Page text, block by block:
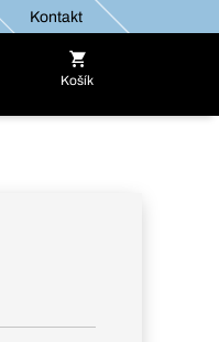
Kontakt
Košík